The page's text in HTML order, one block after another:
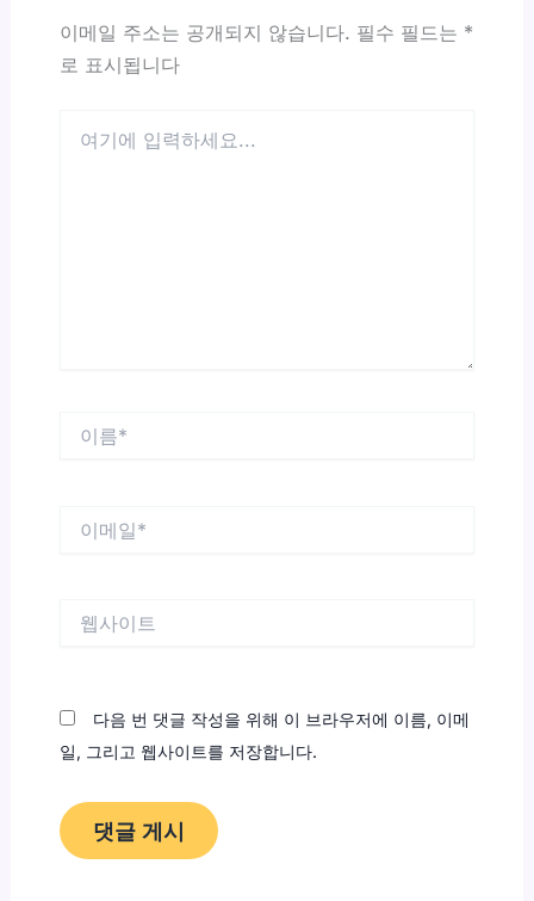
이메일 주소는 공개되지 않습니다. 필수 필드는 *
로 표시됩니다
다음 번 댓글 작성을 위해 이 브라우저에 이름, 이메
일, 그리고 웹사이트를 저장합니다.